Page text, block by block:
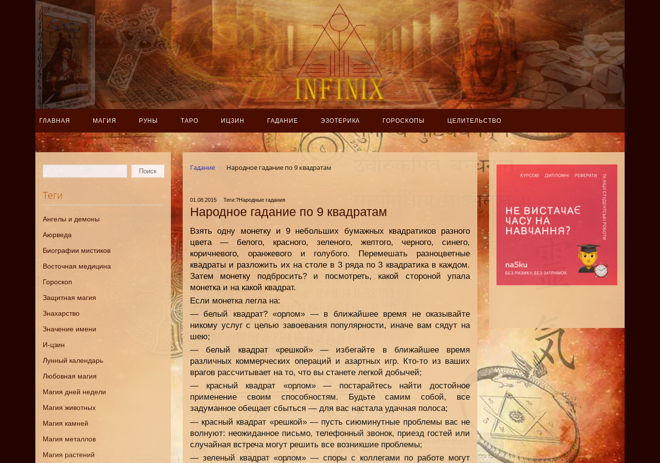
ГЛАВНАЯ МАГИЯ РУНЫ ТАРО ИЦЗИН ГАДАНИЕ ЭЗОТЕРИКА ГОРОСКОПЫ ЦЕЛИТЕЛЬСТВО
Теги
Ангелы и демоны
Аюрведа
Биографии мистиков
Восточная медицина
Гороскоп
Защитная магия
Знахарство
Значение имени
И-цзин
Лунный календарь
Любовная магия
Магия дней недели
Магия животных
Магия камней
Магия металлов
Магия растений
Гадание Народное гадание по 9 квадратам
01.08.2015 Теги:?Народные гадания
Народное гадание по 9 квадратам
Взять одну монетку и 9 небольших бумажных квадратиков разного
цвета — белого, красного, зеленого, желтого, черного, синего,
коричневого, оранжевого и голубого. Перемешать разноцветные
квадраты и разложить их на столе в 3 ряда по 3 квадратика в каждом.
Затем монетку подбросить? и посмотреть, какой стороной упала
монетка и на какой квадрат.
Если монетка легла на:
— белый квадрат? «орлом» — в ближайшее время не оказывайте
никому услуг с целью завоевания популярности, иначе вам сядут на
шею;
— белый квадрат «решкой» — избегайте в ближайшее время
различных коммерческих операций и азартных игр. Кто-то из ваших
врагов рассчитывает на то, что вы станете легкой добычей;
— красный квадрат «орлом» — постарайтесь найти достойное
применение своим способностям. Будьте самим собой, все
задуманное обещает сбыться — для вас настала удачная полоса;
— красный квадрат «решкой» — пусть сиюминутные проблемы вас не
волнуют: неожиданное письмо, телефонный звонок, приезд гостей или
случайная встреча могут решить все возникшие проблемы;
— зеленый квадрат «орлом» — споры с коллегами по работе могут